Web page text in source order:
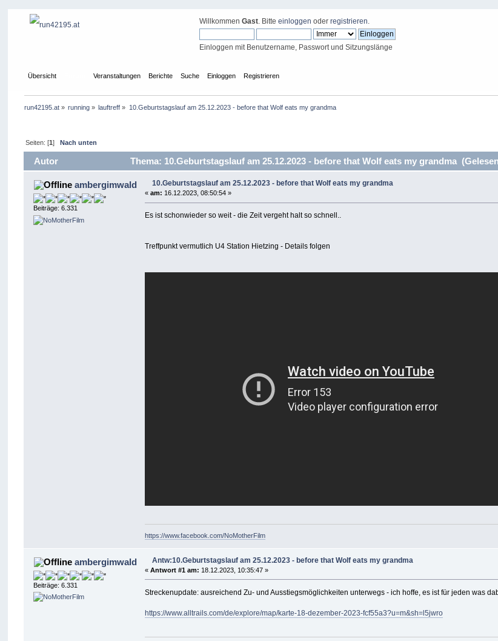
WillkommenGast. Bitteeinloggen oderregistrieren.
Einloggen mit Benutzername, Passwort und Sitzungslänge
Übersicht Veranstaltungen Berichte Suche Einloggen Registrieren
run42195.at» running » lauftreff » 10.Geburtstagslauf am 25.12.2023 - before that Wolf eats my grandma
Seiten: [1] Nach unten
Autor Thema: 10.Geburtstagslauf am 25.12.2023 - before that Wolf eats my grandma
ambergimwald
Beiträge: 6.331
10.Geburtstagslauf am 25.12.2023 - before that Wolf eats my grandma
«am: 16.12.2023, 08:50:54 »
Es ist schonwieder so weit - die Zeit vergeht halt so schnell..
Treffpunkt vermutlich U4 Station Hietzing - Details folgen
https://www.facebook.com/NoMotherFilm
ambergimwald
Beiträge: 6.331
Antw:10.Geburtstagslauf am 25.12.2023 - before that Wolf eats my grandma
«Antwort #1 am: 18.12.2023, 10:35:47 »
Streckenupdate: ausreichend Zu- und Ausstiegsmöglichkeiten unterwegs - ich hoffe, es ist für jeden was
https://www.alltrails.com/de/explore/map/karte-18-dezember-2023-fcf55a3?u=m&sh=l5jwro